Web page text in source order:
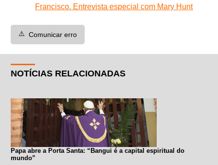
Francisco. Entrevista especial com Mary Hunt
⚠️ Comunicar erro
NOTÍCIAS RELACIONADAS
Papa abre a Porta Santa: “Bangui é a capital espiritual do
mundo”